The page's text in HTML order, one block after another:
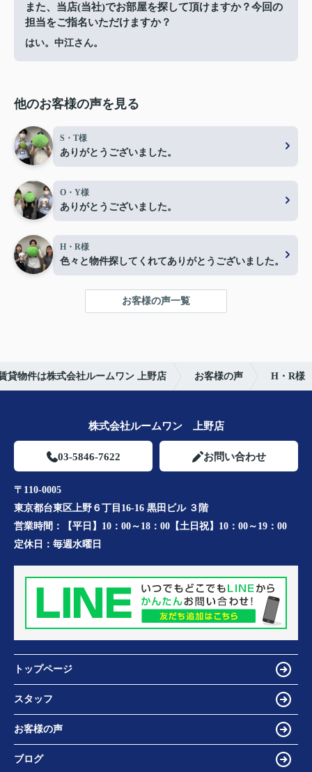
また、当店(当社)でお部屋を探して頂けますか？今回の
担当をご指名いただけますか？
はい。中江さん。
他のお客様の声を見る
S・T様
ありがとうございました。
O・Y様
ありがとうございました。
H・R様
色々と物件探してくれてありがとうございました。
お客様の声一覧
貸物件は株式会社ルームワン 上野店 お客様の声 H・R様
株式会社ルームワン 上野店
03-5846-7622 お問い合わせ
〒110-0005
東京都台東区上野６丁目16-16 黒田ビル ３階
営業時間：
【平日】10：00～18：00【土日祝】10：00～19：00
定休日： 毎週水曜日
トップページ
スタッフ
お客様の声
ブログ